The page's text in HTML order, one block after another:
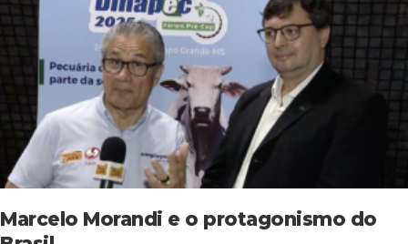
Marcelo Morandi e o protagonismo do